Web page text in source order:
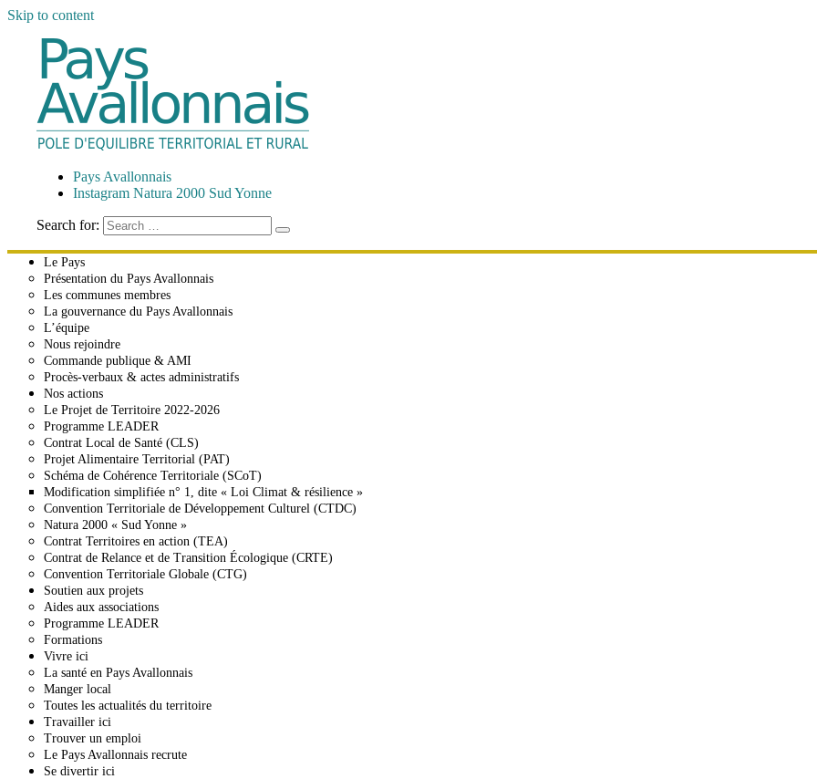
Skip to content
Pays Avallonnais
Pôle d'Équilibre Territorial et Rural
Pays Avallonnais
Instagram Natura 2000 Sud Yonne
Search for:
Le Pays
Présentation du Pays Avallonnais
Les communes membres
La gouvernance du Pays Avallonnais
L’équipe
Nous rejoindre
Commande publique & AMI
Procès-verbaux & actes administratifs
Nos actions
Le Projet de Territoire 2022-2026
Programme LEADER
Contrat Local de Santé (CLS)
Projet Alimentaire Territorial (PAT)
Schéma de Cohérence Territoriale (SCoT)
Modification simplifiée n° 1, dite « Loi Climat & résilience »
Convention Territoriale de Développement Culturel (CTDC)
Natura 2000 « Sud Yonne »
Contrat Territoires en action (TEA)
Contrat de Relance et de Transition Écologique (CRTE)
Convention Territoriale Globale (CTG)
Soutien aux projets
Aides aux associations
Programme LEADER
Formations
Vivre ici
La santé en Pays Avallonnais
Manger local
Toutes les actualités du territoire
Travailler ici
Trouver un emploi
Le Pays Avallonnais recrute
Se divertir ici